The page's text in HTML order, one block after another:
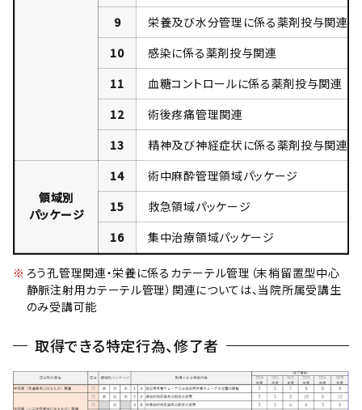
9
栄養及び水分管理に係る薬剤投与関連
10
感染に係る薬剤投与関連
11
血糖コントロールに係る薬剤投与関連
12
術後疼痛管理関連
13
精神及び神経症状に係る薬剤投与関連
領域別
パッケージ
14
術中麻酔管理領域パッケージ
15
救急領域パッケージ
16
集中治療領域パッケージ
ろう孔管理関連・栄養に係るカテーテル管理（末梢留置型中心
静脈注射用カテーテル管理）関連については、当院所属受講生
のみ受講可能
取得できる特定行為、修了者